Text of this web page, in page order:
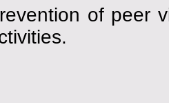
of peer